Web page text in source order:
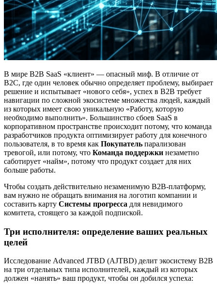
В мире B2B SaaS «клиент» — опасный миф. В отличие от
B2C, где один человек обычно определяет проблему, выбирает
решение и испытывает «нового себя», успех в B2B требует
навигации по сложной экосистеме множества людей, каждый
из которых имеет свою уникальную «Работу, которую
необходимо выполнить». Большинство сбоев SaaS в
корпоративном пространстве происходит потому, что команда
разработчиков продукта оптимизирует работу для конечного
пользователя, в то время как Покупатель парализован
тревогой, или потому, что Команда поддержки незаметно
саботирует «найм», потому что продукт создает для них
больше работы.
Чтобы создать действительно незаменимую B2B-платформу,
вам нужно не обращать внимания на логотип компании и
составить карту Системы прогресса для невидимого
комитета, стоящего за каждой подпиской.
Три исполнителя: определение ваших реальных
целей
Исследование Advanced JTBD (AJTBD) делит экосистему B2B
на три отдельных типа исполнителей, каждый из которых
должен «нанять» ваш продукт, чтобы он добился успеха: